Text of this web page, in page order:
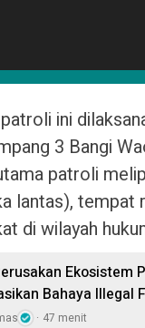
ini
3 Bangi
patroli
lantas),
di wilayah
Ekosistem
Bahaya Illegal
47 menit